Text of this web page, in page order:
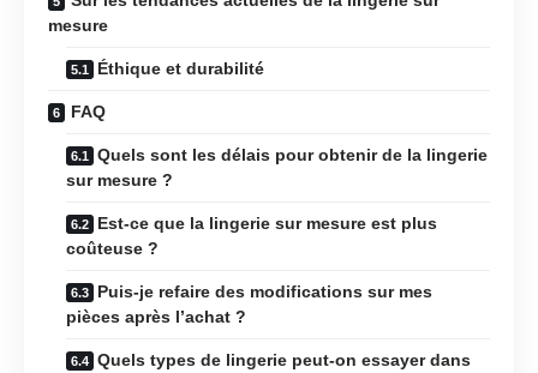
mesure
Éthique et durabilité
FAQ
Quels sont les délais pour obtenir de la lingerie
sur mesure ?
Est-ce que la lingerie sur mesure est plus
coûteuse ?
Puis-je refaire des modifications sur mes
pièces après l’achat ?
Quels types de lingerie peut-on essayer dans